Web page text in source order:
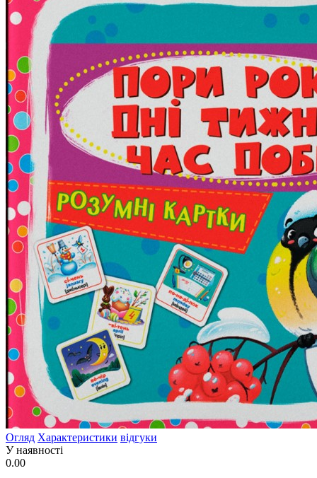
Огляд Характеристики відгуки
У наявності
0.00